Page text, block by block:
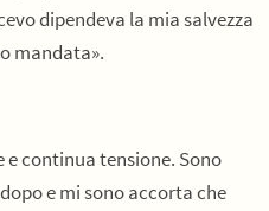
dipendeva la mia salvezza
mandata».
continua tensione. Sono
e mi sono accorta che